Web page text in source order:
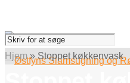
Hjem» Stoppet køkkenvask